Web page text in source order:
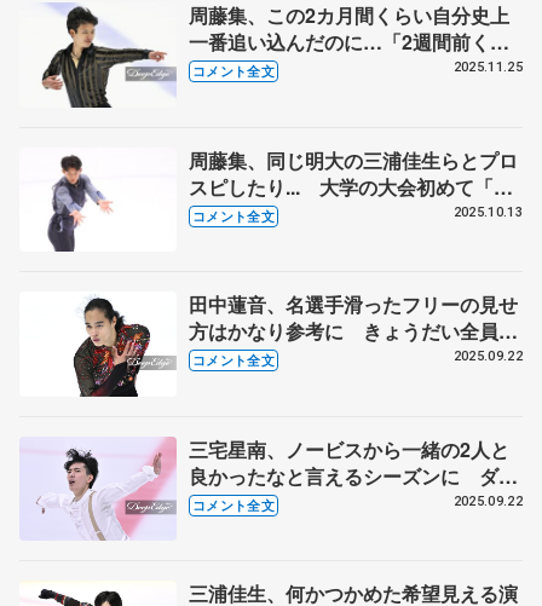
周藤集、この2カ月間くらい自分史上
一番追い込んだのに…「2週間前くら
いにインフルにかかっちゃってずっと
コメント全文 2025.11.25
周藤集、同じ明大の三浦佳生らとプロ
スピしたり... 大学の大会初めて「み
んなで応援し合って面白い」 【東日
コメント全文 2025.10.13
田中蓮音、名選手滑ったフリーの見せ
方はかなり参考に きょうだい全員に
音の文字「ピアノやバイオリン好き
コメント全文 2025.09.22
三宅星南、ノービスから一緒の2人と
良かったなと言えるシーズンに ダン
ス転向の島田高志郎、今季引退の木科
コメント全文 2025.09.22
三浦佳生、何かつかめた希望見える演